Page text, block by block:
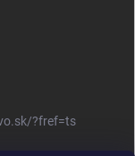
?fref=ts